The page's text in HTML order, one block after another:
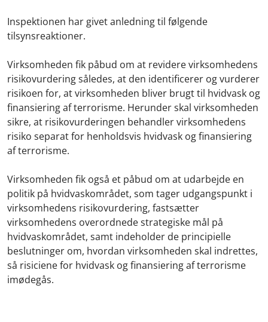
Inspektionen har givet anledning til følgende
tilsynsreaktioner.
Virksomheden fik påbud om at revidere virksomhedens
risikovurdering således, at den identificerer og vurderer
risikoen for, at virksomheden bliver brugt til hvidvask og
finansiering af terrorisme. Herunder skal virksomheden
sikre, at risikovurderingen behandler virksomhedens
risiko separat for henholdsvis hvidvask og finansiering
af terrorisme.
Virksomheden fik også et påbud om at udarbejde en
politik på hvidvaskområdet, som tager udgangspunkt i
virksomhedens risikovurdering, fastsætter
virksomhedens overordnede strategiske mål på
hvidvaskområdet, samt indeholder de principielle
beslutninger om, hvordan virksomheden skal indrettes,
så risiciene for hvidvask og finansiering af terrorisme
imødegås.